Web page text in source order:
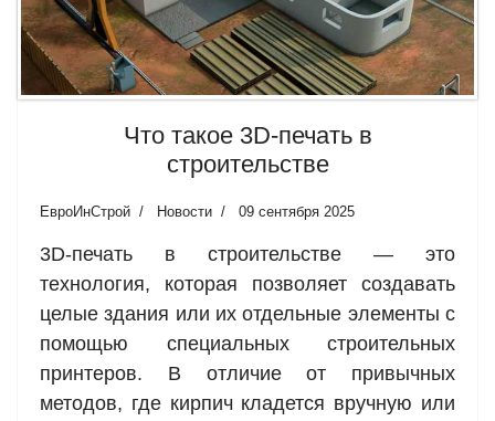
Что такое 3D-печать в
строительстве
ЕвроИнСтрой Новости 09 сентября 2025
3D-печать в строительстве — это
технология, которая позволяет создавать
целые здания или их отдельные элементы с
помощью специальных строительных
принтеров. В отличие от привычных
методов, где кирпич кладется вручную или